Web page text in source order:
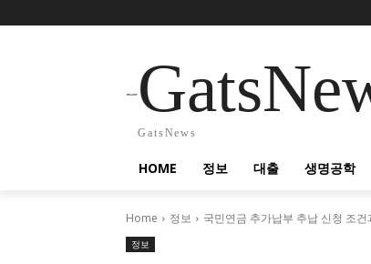
GatsNews
HOME 정보 대출 생명공학
Home 정보 국민연금 추가납부 추납 신청 조
정보